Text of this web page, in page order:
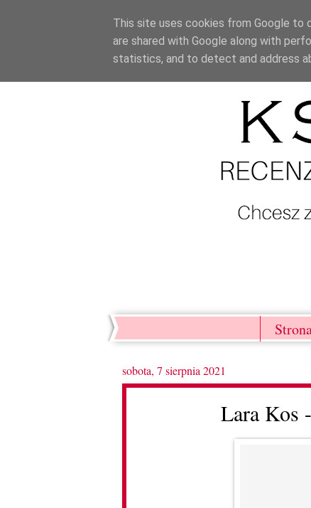
sobota, 7 sierpnia 2021
Lara Kos
This site uses cookies from Google to
are shared with Google along with
statistics, and to detect and address